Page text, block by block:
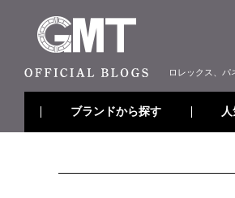
ロレックス、パ
ブランドから探す